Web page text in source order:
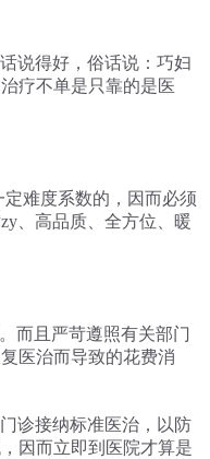
说得好，俗话说：巧妇
疗不单是只靠的是医
难度系数的，因而必须
、高品质、全方位、暖
而且严苛遵照有关部门
医治而导致的花费消
诊接纳标准医治，以防
因而立即到医院才算是